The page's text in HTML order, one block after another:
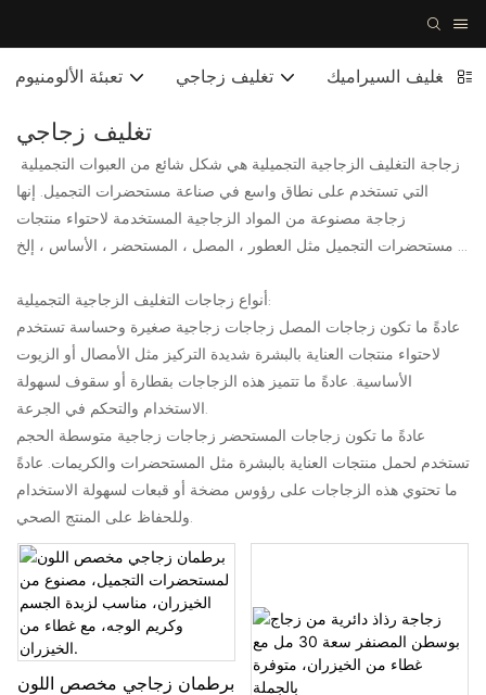
تعبئة الألومنيوم تغليف زجاجي تغليف السيراميك
تغليف زجاجي
التي تستخدم على نطاق واسع في صناعة مستحضرات التجميل. إنها
زجاجة مصنوعة من المواد الزجاجية المستخدمة لاحتواء منتجات
مستحضرات التجميل مثل العطور ، المصل ، المستحضر ، الأساس ، إلخ ...
أنواع زجاجات التغليف الزجاجية التجميلية:
عادةً ما تكون زجاجات المصل زجاجات زجاجية صغيرة وحساسة تستخدم
لاحتواء منتجات العناية بالبشرة شديدة التركيز مثل الأمصال أو الزيوت
الأساسية. عادةً ما تتميز هذه الزجاجات بقطارة أو سقوف لسهولة
الاستخدام والتحكم في الجرعة.
عادةً ما تكون زجاجات المستحضر زجاجات زجاجية متوسطة الحجم
تستخدم لحمل منتجات العناية بالبشرة مثل المستحضرات والكريمات. عادةً
ما تحتوي هذه الزجاجات على رؤوس مضخة أو قبعات لسهولة الاستخدام
وللحفاظ على المنتج الصحي.
برطمان زجاجي مخصص اللون